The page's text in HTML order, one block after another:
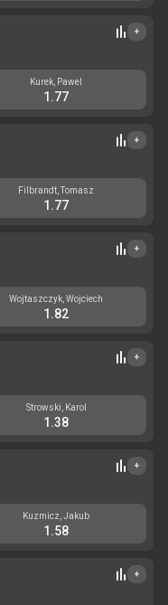
+
Kurek, Pawel
1.77
+
Filbrandt, Tomasz
1.77
+
Wojtaszczyk, Wojciech
1.82
+
Strowski, Karol
1.38
+
Kuzmicz, Jakub
1.58
+